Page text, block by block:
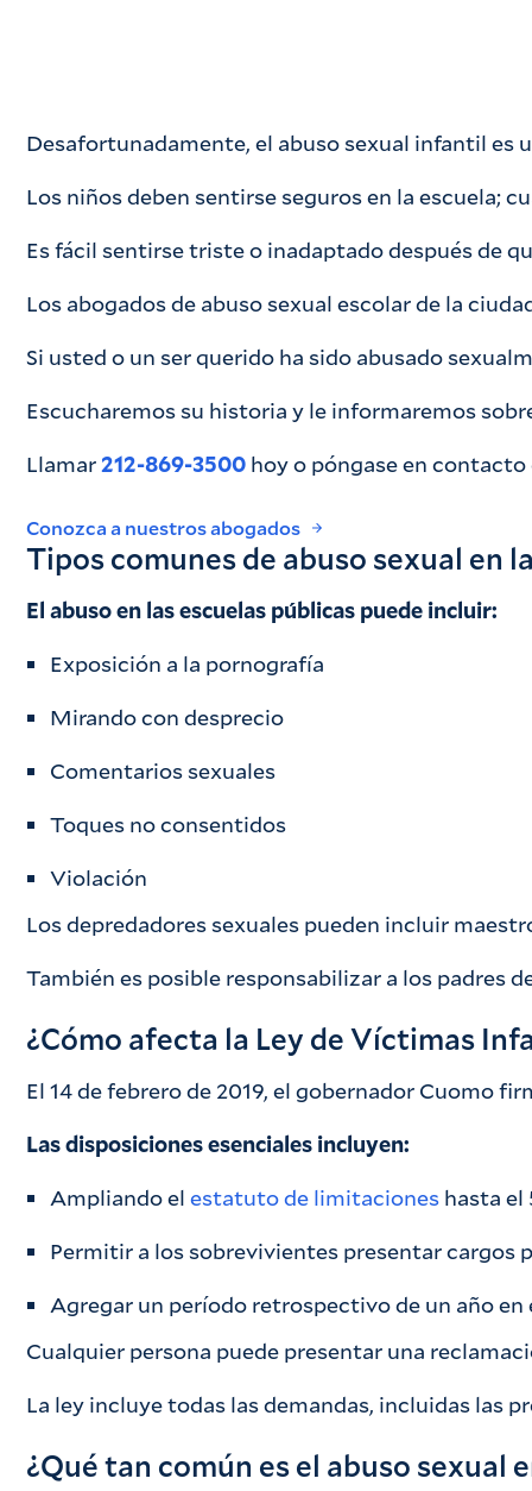
Desafortunadamente, el abuso sexual infantil es
Los niños deben sentirse seguros en la escuela;
Es fácil sentirse triste o inadaptado después de
Los abogados de abuso sexual escolar de la
Si usted o un ser querido ha sido abusado
Escucharemos su historia y le informaremos
Llamar212-869-3500 hoy o póngase en
Conozca a nuestros abogados
Tipos comunes de abuso sexual en
El abuso en las escuelas públicas puede incluir:
Exposición a la pornografía
Mirando con desprecio
Comentarios sexuales
Toques no consentidos
Violación
Los depredadores sexuales pueden incluir
También es posible responsabilizar a los padres
¿Cómo afecta la Ley de Víctimas
El 14 de febrero de 2019, el gobernador Cuomo
Las disposiciones esenciales incluyen:
Ampliando elestatuto de limitaciones hasta el
Permitir a los sobrevivientes presentar cargos
Agregar un período retrospectivo de un año
Cualquier persona puede presentar una
La ley incluye todas las demandas, incluidas las
¿Qué tan común es el abuso sexual